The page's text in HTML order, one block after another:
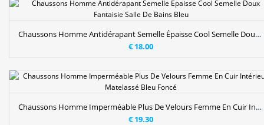
Chaussons Homme Antidérapant Semelle Épaisse Cool Semelle Doux Fantaisie Salle De Bains Bleu
€ 18.00
Chaussons Homme Imperméable Plus De Velours Femme En Cuir Intérieur Matelassé Bleu Foncé
€ 19.30